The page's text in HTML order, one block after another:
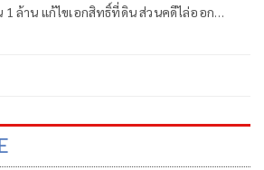
1 ล้าน แก้ไขเอกสิทธิ์ที่ดิน ส่วนคดีไล่ออก